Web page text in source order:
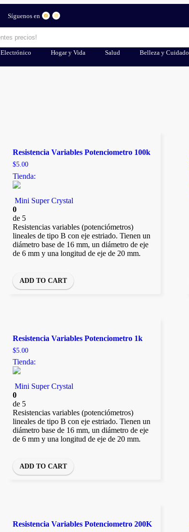
Síguenos en
Electrónico Hogar y Vida Salud Belleza y Cuidado
Resistencia Variables Potenciometro 100k
$5.00
Tienda:
Mini Super Crystal
0
de 5
Resistencias variables (potenciómetros)
lineales de tipo B con eje estriado. Tienen un
diámetro base de 16 mm, un diámetro de eje
de 6 mm y una longitud de eje de 20 mm.
ADD TO CART
Resistencia Variables Potenciometro 1k
$5.00
Tienda:
Mini Super Crystal
0
de 5
Resistencias variables (potenciómetros)
lineales de tipo B con eje estriado. Tienen un
diámetro base de 16 mm, un diámetro de eje
de 6 mm y una longitud de eje de 20 mm.
ADD TO CART
Resistencia Variables Potenciometro 200K